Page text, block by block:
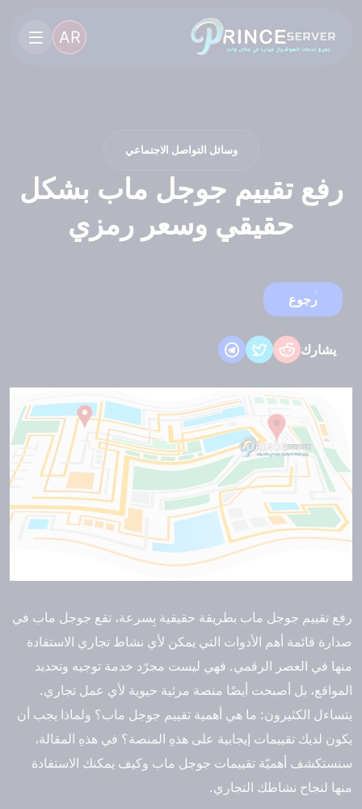
AR
وسائل التواصل الاجتماعي
رفع تقييم جوجل ماب بشكل
حقيقي وسعر رمزي
رجوع
يشارك
رفع تقييم جوجل ماب بطريقة حقيقية بِسرعة، تقع جوجل ماب في
صدارة قائمة أهم الأدوات التي يمكن لأي نشاط تجاري الاستفادة
منها في العصر الرقمي. فهي ليست مجرّد خدمة توجيه وتحديد
المواقع، بل أصبحت أيضًا منصة مرئية حيوية لأي عمل تجاري.
يتساءل الكثيرون: ما هي أهمية تقييم جوجل ماب؟ ولماذا يجب أن
يكون لديك تقييمات إيجابية على هذهِ المنصة؟ في هذهِ المقالة،
سنستكشف أهميّة تقييمات جوجل ماب وكيف يمكنك الاستفادة
منها لنجاح نشاطك التجاري.